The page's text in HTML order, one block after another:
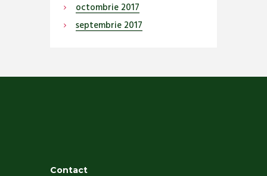
octombrie 2017
septembrie 2017
Contact